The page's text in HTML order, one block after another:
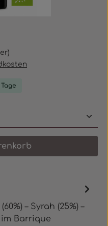
den
– Syrah (25%) –
im Barrique